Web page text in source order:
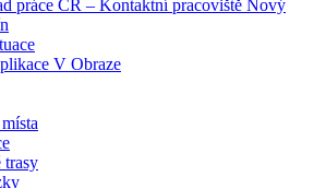
práce ČR – Kontaktní pracoviště Nový
V Obraze
trasy